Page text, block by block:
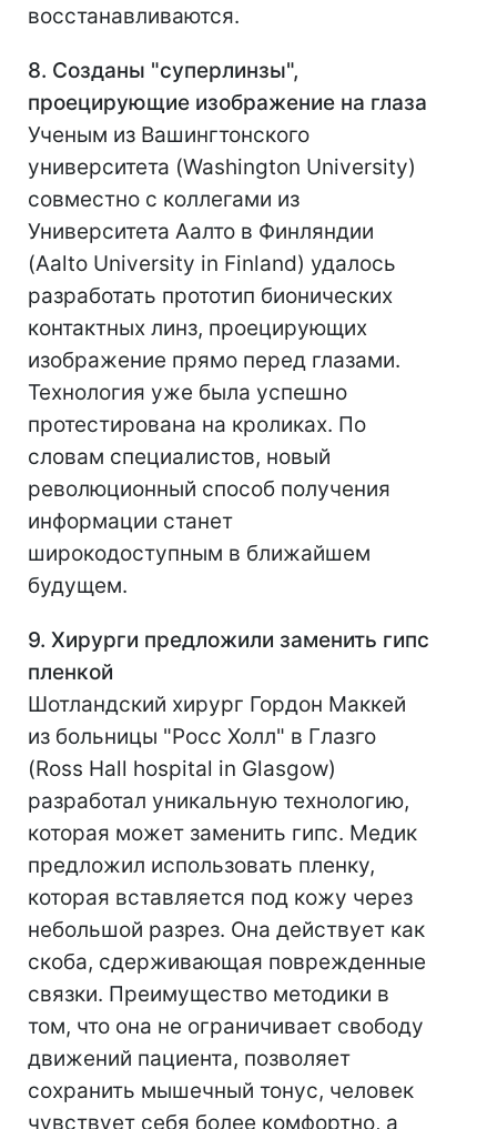
восстанавливаются.
8. Созданы "суперлинзы",
проецирующие изображение на глаза
Ученым из Вашингтонского
университета (Washington University)
совместно с коллегами из
Университета Аалто в Финляндии
(Aalto University in Finland) удалось
разработать прототип бионических
контактных линз, проецирующих
изображение прямо перед глазами.
Технология уже была успешно
протестирована на кроликах. По
словам специалистов, новый
революционный способ получения
информации станет
широкодоступным в ближайшем
будущем.
9. Хирурги предложили заменить гипс
пленкой
Шотландский хирург Гордон Маккей
из больницы "Росс Холл" в Глазго
(Ross Hall hospital in Glasgow)
разработал уникальную технологию,
которая может заменить гипс. Медик
предложил использовать пленку,
которая вставляется под кожу через
небольшой разрез. Она действует как
скоба, сдерживающая поврежденные
связки. Преимущество методики в
том, что она не ограничивает свободу
движений пациента, позволяет
сохранить мышечный тонус, человек
чувствует себя более комфортно, а